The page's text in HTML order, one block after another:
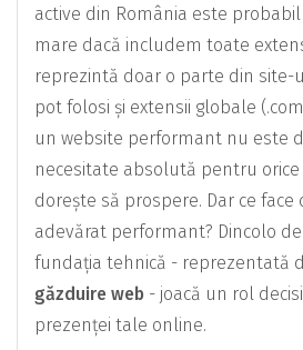
active din România este
mare dacă includem toate
reprezintă doar o parte din site-
pot folosi și extensii globale
un website performant nu este
necesitate absolută pentru orice
dorește să prospere. Dar ce face
adevărat performant? Dincolo
fundația tehnică - reprezentată
găzduire web - joacă un rol
prezenței tale online.